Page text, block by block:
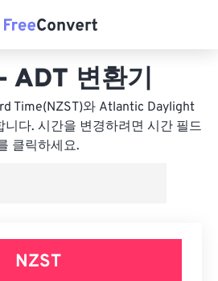
ADT 변환기
Time(NZST)와 Atlantic Daylight
니다. 시간을 변경하려면 시간 필드
클릭하세요.
NZST